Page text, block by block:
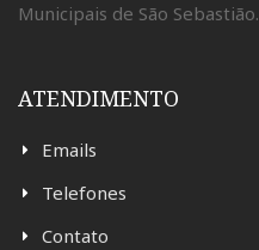
Municipais de São Sebastião.
ATENDIMENTO
Emails
Telefones
Contato